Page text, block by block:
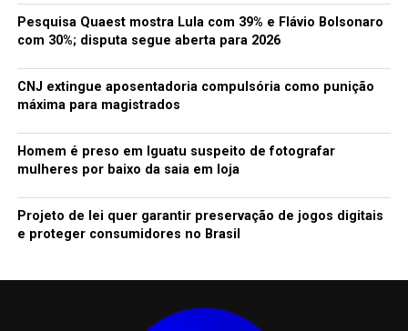
Pesquisa Quaest mostra Lula com 39% e Flávio Bolsonaro
com 30%; disputa segue aberta para 2026
CNJ extingue aposentadoria compulsória como punição
máxima para magistrados
Homem é preso em Iguatu suspeito de fotografar
mulheres por baixo da saia em loja
Projeto de lei quer garantir preservação de jogos digitais
e proteger consumidores no Brasil